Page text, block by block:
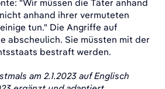
"Wir müssen die Täter anhand
anhand ihrer vermuteten
tun." Die Angriffe auf
abscheulich. Sie müssten mit der
bestraft werden.
am 2.1.2023 auf Englisch